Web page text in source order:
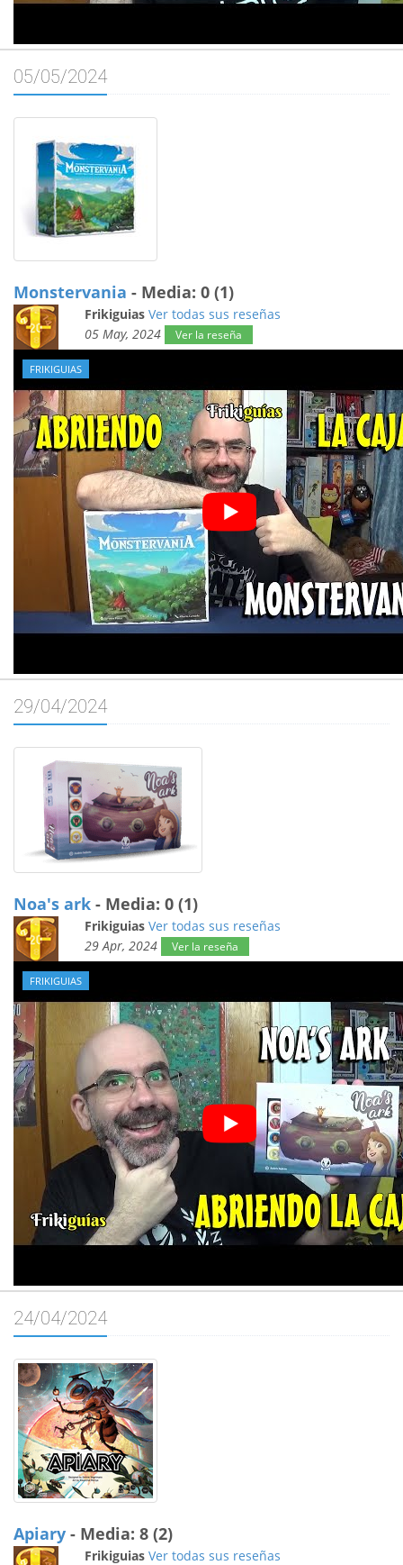
05/05/2024
Monstervania - Media: 0 (1)
Frikiguias Ver todas sus reseñas
05 May, 2024
Ver la reseña
FRIKIGUIAS
29/04/2024
Noa's ark - Media: 0 (1)
Frikiguias Ver todas sus reseñas
29 Apr, 2024
Ver la reseña
FRIKIGUIAS
24/04/2024
Apiary - Media: 8 (2)
Frikiguias Ver todas sus reseñas